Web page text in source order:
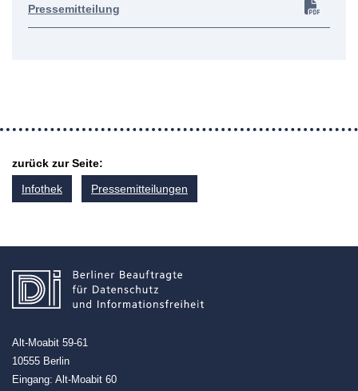
Pressemitteilung
zurück zur Seite:
Infothek
Pressemitteilungen
Alt-Moabit 59-61
10555 Berlin
Eingang: Alt-Moabit 60